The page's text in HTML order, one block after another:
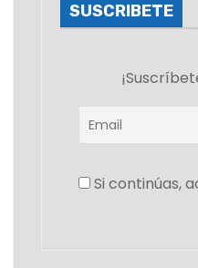
SUSCRIBETE
Si continúas,